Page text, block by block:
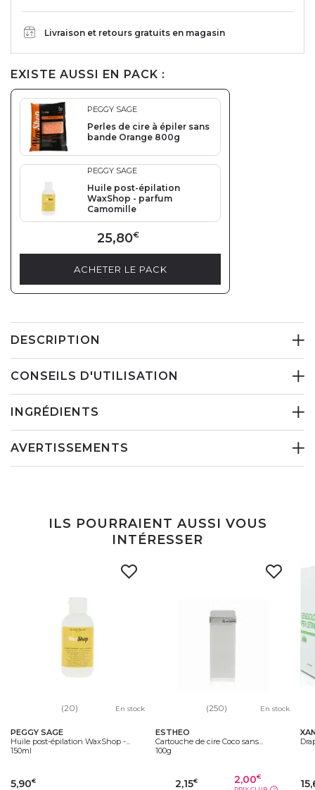
Livraison et retours gratuits en magasin
EXISTE AUSSI EN PACK :
PEGGY SAGE
Perles de cire à épiler sans
bande Orange 800g
PEGGY SAGE
Huile post-épilation
WaxShop - parfum
Camomille
25,80€
ACHETER LE PACK
DESCRIPTION
CONSEILS D'UTILISATION
INGRÉDIENTS
AVERTISSEMENTS
ILS POURRAIENT AUSSI VOUS
INTÉRESSER
(20) En stock
PEGGY SAGE
Huile post-épilation WaxShop -...
150ml
5,90€
(250) En stock
ESTHEO
Cartouche de cire Coco sans...
100g
2,15€ 2,00€